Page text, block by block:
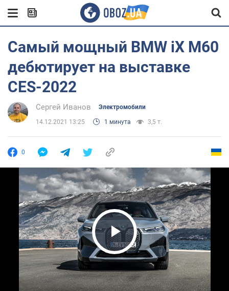
Самый мощный BMW iX M60
дебютирует на выставке
CES-2022
Сергей Иванов Электромобили
14.12.2021 13:25 1 минута 3,5 т.
0
Play Video